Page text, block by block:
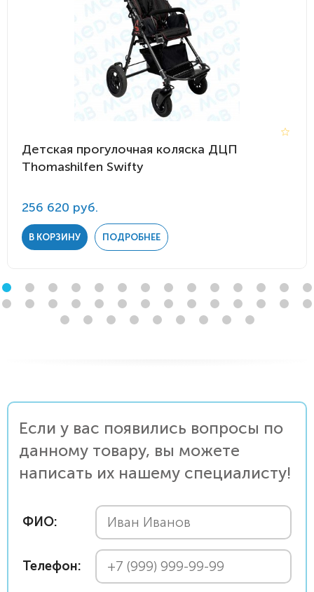
Детская прогулочная коляска ДЦП
Thomashilfen Swifty
256 620 руб.
В КОРЗИНУ ПОДРОБНЕЕ
Если у вас появились вопросы по
данному товару, вы можете
написать их нашему специалисту!
ФИО:
Телефон: